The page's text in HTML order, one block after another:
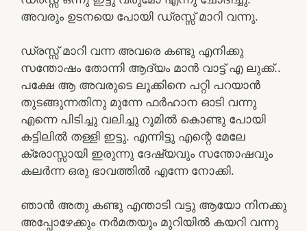
അവരും ഉടനയെ പോയി ഡ്രസ്സ്‌ മാറി വന്നു.
ഡ്രസ്സ്‌ മാറി വന്ന അവരെ കണ്ടു എനിക്കു
സന്തോഷം തോന്നി ആദ്യം മാൻ വാട്ട്‌ എ ലുക്ക്‌..
പക്ഷേ ആ അവരുടെ ലൂക്കിനെ പറ്റി പറയാൻ
തുടങ്ങുന്നതിനു മുന്നേ ഫർഹാന ഓടി വന്നു
എന്നെ പിടിച്ചു വലിച്ചു റൂമിൽ കൊണ്ടു പോയി
കട്ടിലിൽ തള്ളി ഇട്ടു. എന്നിട്ടു എന്റെ മേലേ
ക്രോസ്സായി ഇരുന്നു ദേഷ്യവും സന്തോഷവും
കലർന്ന ഒരു ഭാവത്തിൽ എന്നേ നോക്കി.
ഞാൻ അതു കണ്ടു എന്താടി വട്ടു ആയോ നിനക്കു
അപ്പോഴേക്കും നർമതയും മുറിയിൽ കയറി വന്നു